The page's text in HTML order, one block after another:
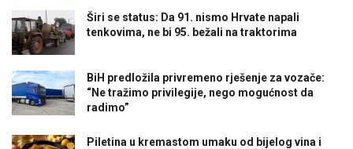
Širi se status: Da 91. nismo Hrvate napali
tenkovima, ne bi 95. bežali na traktorima
BiH predložila privremeno rješenje za vozače:
“Ne tražimo privilegije, nego mogućnost da
radimo”
Piletina u kremastom umaku od bijelog vina i